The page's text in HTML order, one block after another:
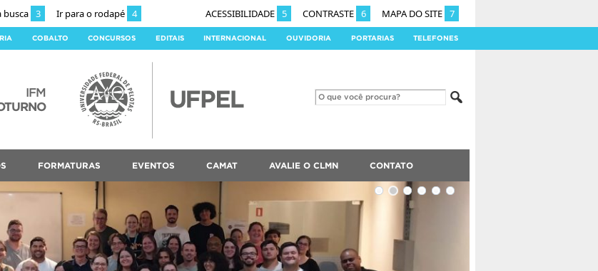
busca 3 Ir para o rodapé 4 ACESSIBILIDADE 5 CONTRASTE 6 MAPA DO SITE 7
COBALTO CONCURSOS EDITAIS INTERNACIONAL OUVIDORIA PORTARIAS TELEFONES
IFM
FORMATURAS EVENTOS CAMAT AVALIE O CLMN CONTATO